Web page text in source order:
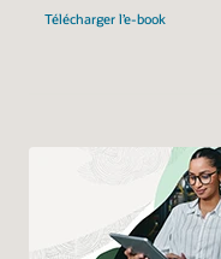
Télécharger l’e-book